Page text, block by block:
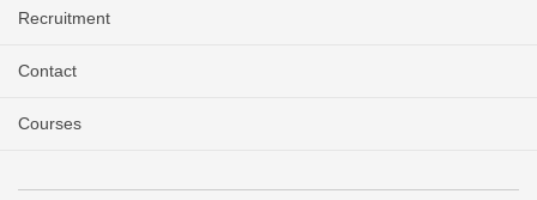
Recruitment
Contact
Courses